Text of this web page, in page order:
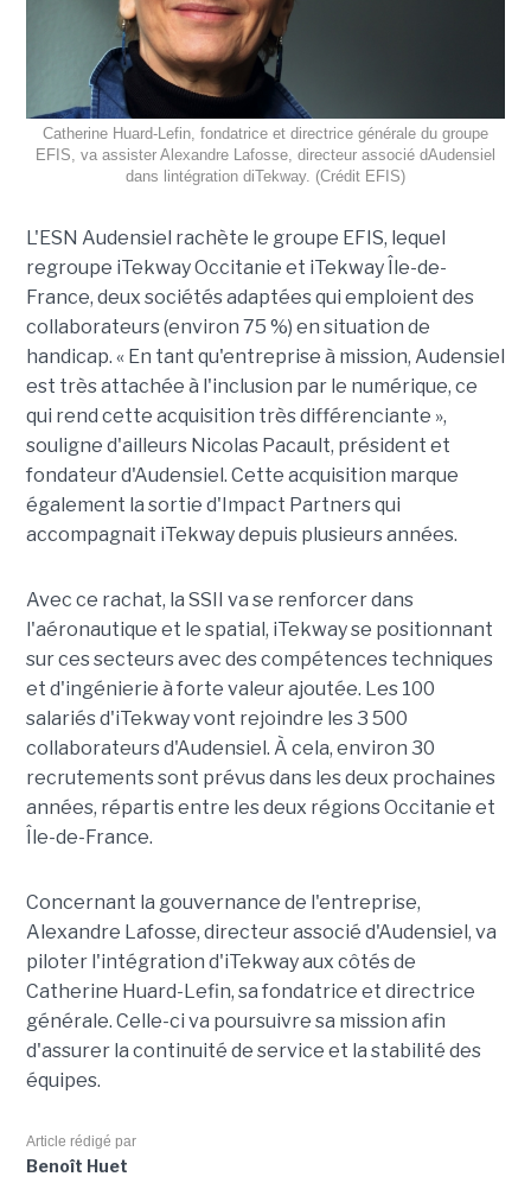
Catherine Huard-Lefin, fondatrice et directrice générale du groupe
EFIS, va assister Alexandre Lafosse, directeur associé dAudensiel
dans lintégration diTekway. (Crédit EFIS)
L'ESN Audensiel rachète le groupe EFIS, lequel
regroupe iTekway Occitanie et iTekway Île-de-
France, deux sociétés adaptées qui emploient des
collaborateurs (environ 75 %) en situation de
handicap. « En tant qu'entreprise à mission, Audensiel
est très attachée à l'inclusion par le numérique, ce
qui rend cette acquisition très différenciante »,
souligne d'ailleurs Nicolas Pacault, président et
fondateur d'Audensiel. Cette acquisition marque
également la sortie d'Impact Partners qui
accompagnait iTekway depuis plusieurs années.
Avec ce rachat, la SSII va se renforcer dans
l'aéronautique et le spatial, iTekway se positionnant
sur ces secteurs avec des compétences techniques
et d'ingénierie à forte valeur ajoutée. Les 100
salariés d'iTekway vont rejoindre les 3 500
collaborateurs d'Audensiel. À cela, environ 30
recrutements sont prévus dans les deux prochaines
années, répartis entre les deux régions Occitanie et
Île-de-France.
Concernant la gouvernance de l'entreprise,
Alexandre Lafosse, directeur associé d'Audensiel, va
piloter l'intégration d'iTekway aux côtés de
Catherine Huard-Lefin, sa fondatrice et directrice
générale. Celle-ci va poursuivre sa mission afin
d'assurer la continuité de service et la stabilité des
équipes.
Article rédigé par
Benoît Huet